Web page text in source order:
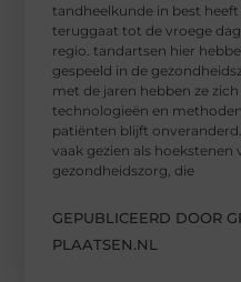
tandheelkunde in best
teruggaat tot de vroege
regio. tandartsen hier
gespeeld in de
met de jaren hebben ze
technologieën en
patiënten blijft
vaak gezien als hoekstenen
gezondheidszorg, die
GEPUBLICEERD DOOR
PLAATSEN.NL